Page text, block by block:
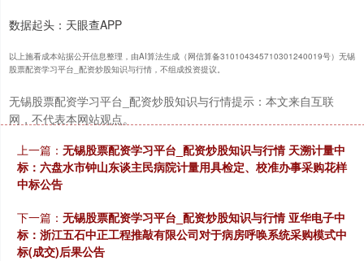
数据起头：天眼查APP
以上施看成本站据公开信息整理，由AI算法生成（网信算备310104345710301240019号）无锡
股票配资学习平台_配资炒股知识与行情，不组成投资提议。
无锡股票配资学习平台_配资炒股知识与行情提示：本文来自互联
网，不代表本网站观点。
上一篇： 无锡股票配资学习平台_配资炒股知识与行情 天溯计量中
标：六盘水市钟山东谈主民病院计量用具检定、校准办事采购花样
中标公告
下一篇： 无锡股票配资学习平台_配资炒股知识与行情 亚华电子中
标：浙江五石中正工程推敲有限公司对于病房呼唤系统采购模式中
标(成交)后果公告